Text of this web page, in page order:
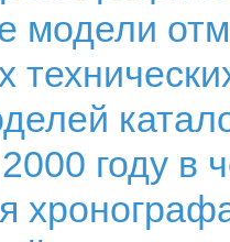
модели
году в